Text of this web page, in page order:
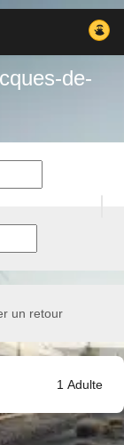
de-
un retour
1 Adulte